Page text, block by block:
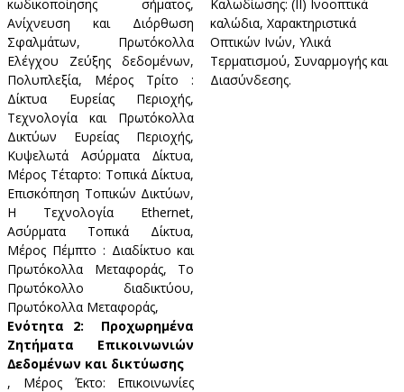
κωδικοποίησης σήματος,
Ανίχνευση και Διόρθωση
Σφαλμάτων, Πρωτόκολλα
Ελέγχου Ζεύξης δεδομένων,
Πολυπλεξία, Μέρος Τρίτο :
Δίκτυα Ευρείας Περιοχής,
Τεχνολογία και Πρωτόκολλα
Δικτύων Ευρείας Περιοχής,
Κυψελωτά Ασύρματα ∆ίκτυα,
Μέρος Τέταρτο: Τοπικά Δίκτυα,
Επισκόπηση Τοπικών Δικτύων,
Η Τεχνολογία Ethernet,
Ασύρματα Τοπικά Δίκτυα,
Μέρος Πέμπτο : Διαδίκτυο και
Πρωτόκολλα Μεταφοράς, Το
Πρωτόκολλο διαδικτύου,
Πρωτόκολλα Μεταφοράς,
Ενότητα 2: Προχωρημένα
Ζητήματα Επικοινωνιών
∆εδομένων και δικτύωσης
, Μέρος Έκτο: Επικοινωνίες
Καλωδίωσης: (ΙΙ) Ινοοπτικά
καλώδια, Χαρακτηριστικά
Οπτικών Ινών, Υλικά
Τερματισμού, Συναρμογής και
Διασύνδεσης.